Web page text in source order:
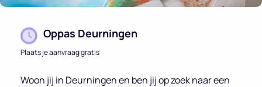
Oppas Deurningen
Plaats je aanvraag gratis
Woon jij in Deurningen en ben jij op zoek naar een